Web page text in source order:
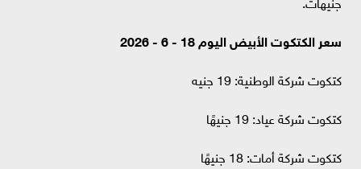
سعر الكتكوت الأبيض اليوم 18 - 6 - 2026
كتكوت شركة الوطنية: 19 جنيه
كتكوت شركة عياد: 19 جنيهًا
كتكوت شركة أمات: 18 جنيهًا